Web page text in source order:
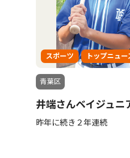
スポーツ トップニュー
青葉区
井端さんベイジュニ
昨年に続き２年連続